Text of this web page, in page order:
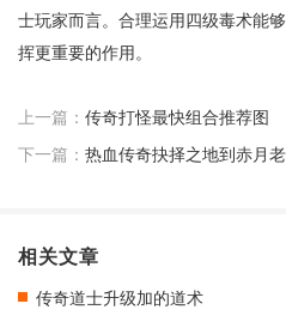
士玩家而言。合理运用四级毒术能
挥更重要的作用。
上一篇： 传奇打怪最快组合推荐图
下一篇： 热血传奇抉择之地到赤月
相关文章
传奇道士升级加的道术